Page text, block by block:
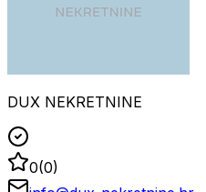
DUX NEKRETNINE
0(0)